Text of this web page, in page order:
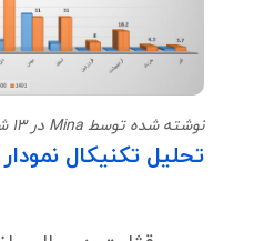
نوشته شده توسط Mina در 13 شهریور 1401
تحلیل تکنیکال